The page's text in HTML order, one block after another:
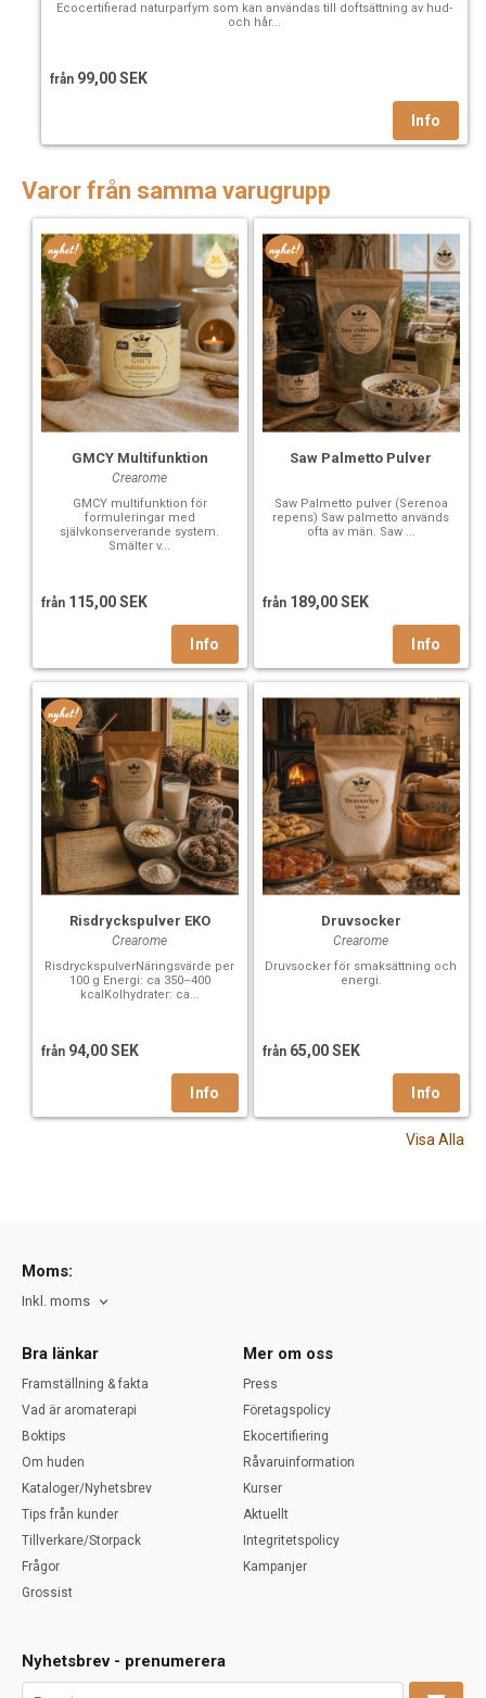
Ecocertifierad naturparfym som kan användas till doftsättning av hud-
och hår...
från 99,00 SEK
Varor från samma varugrupp
GMCY Multifunktion
Crearome
GMCY multifunktion för
formuleringar med
självkonserverande system.
Smälter v...
från 115,00 SEK
Saw Palmetto Pulver
Saw Palmetto pulver (Serenoa
repens) Saw palmetto används
ofta av män. Saw ...
från 189,00 SEK
Risdryckspulver EKO
Crearome
RisdryckspulverNäringsvärde per
100 g Energi: ca 350–400
kcalKolhydrater: ca...
från 94,00 SEK
Druvsocker
Crearome
Druvsocker för smaksättning och
energi.
från 65,00 SEK
Visa Alla
Moms:
Inkl. moms
Bra länkar
Framställning & fakta
Vad är aromaterapi
Boktips
Om huden
Kataloger/Nyhetsbrev
Tips från kunder
Tillverkare/Storpack
Frågor
Grossist
Mer om oss
Press
Företagspolicy
Ekocertifiering
Råvaruinformation
Kurser
Aktuellt
Integritetspolicy
Kampanjer
Nyhetsbrev - prenumerera